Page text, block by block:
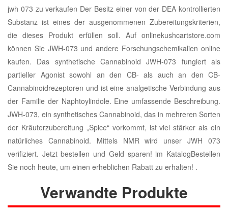
jwh 073 zu verkaufen Der Besitz einer von der DEA kontrollierten
Substanz ist eines der ausgenommenen Zubereitungskriterien,
die dieses Produkt erfüllen soll. Auf onlinekushcartstore.com
können Sie JWH-073 und andere Forschungschemikalien online
kaufen. Das synthetische Cannabinoid JWH-073 fungiert als
partieller Agonist sowohl an den CB- als auch an den CB-
Cannabinoidrezeptoren und ist eine analgetische Verbindung aus
der Familie der Naphtoylindole. Eine umfassende Beschreibung.
JWH-073, ein synthetisches Cannabinoid, das in mehreren Sorten
der Kräuterzubereitung „Spice“ vorkommt, ist viel stärker als ein
natürliches Cannabinoid. Mittels NMR wird unser JWH 073
verifiziert. Jetzt bestellen und Geld sparen! im KatalogBestellen
Sie noch heute, um einen erheblichen Rabatt zu erhalten! .
Verwandte Produkte